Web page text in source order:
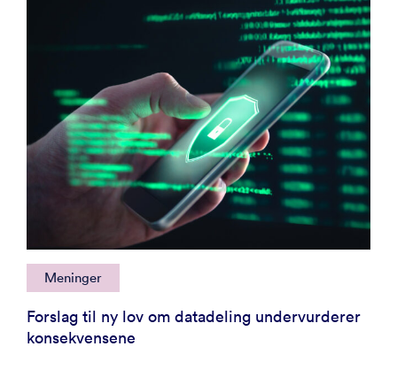
Meninger
Forslag til ny lov om datadeling undervurderer
konsekvensene